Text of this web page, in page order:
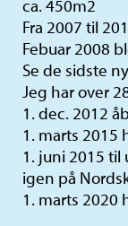
ca. 450m2
Fra 2007 til
Febuar 2008
Se de sidste
Jeg har over
1. dec. 2012
1. marts 2015
1. juni 2015
igen på
1. marts 2020